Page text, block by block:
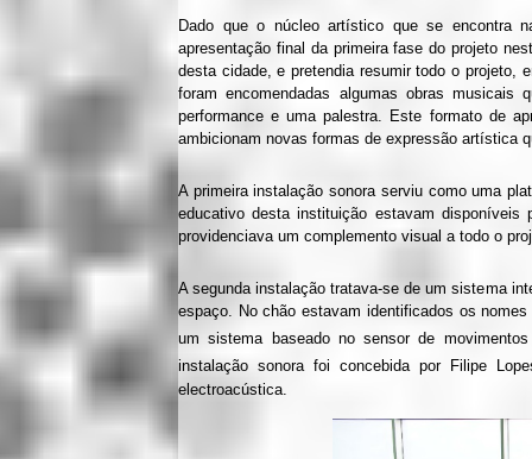
Dado que o núcleo artístico que se encontra
apresentação final da primeira fase do projeto
desta cidade, e pretendia resumir todo o projeto,
foram encomendadas algumas obras
performance e uma palestra. Este formato de
ambicionam novas formas de expressão artística
A primeira instalação sonora serviu como uma
educativo desta instituição estavam
providenciava um complemento visual a todo o
A segunda instalação tratava-se de um sistema
espaço. No chão estavam identificados os
um sistema baseado no sensor de
instalação sonora foi concebida por Filipe
electroacústica.